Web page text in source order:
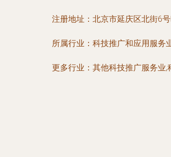
注册地址： 北京市延庆区北街6号
所属行业： 科技推广和应用服务
更多行业： 其他科技推广服务业,